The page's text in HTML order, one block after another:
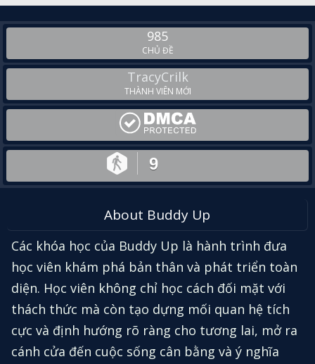
985
CHỦ ĐỀ
TracyCrilk
THÀNH VIÊN MỚI
9
About Buddy Up
Các khóa học của Buddy Up là hành trình đưa
học viên khám phá bản thân và phát triển toàn
diện. Học viên không chỉ học cách đối mặt với
thách thức mà còn tạo dựng mối quan hệ tích
cực và định hướng rõ ràng cho tương lai, mở ra
cánh cửa đến cuộc sống cân bằng và ý nghĩa